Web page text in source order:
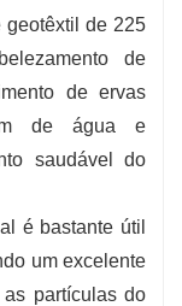
geotêxtil de 225
de
de ervas
de água e
saudável do
é bastante útil
um excelente
partículas do